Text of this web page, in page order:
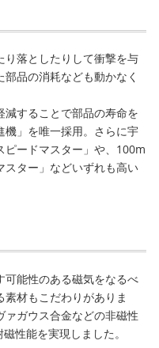
り落としたりして衝撃を与
品の消耗なども動かなく
することで部品の寿命を
機」を唯一採用。さらに宇
ピードマスター」や、100m
スター」などいずれも高い
可能性のある磁気をなるべ
材もこだわりがありま
ガウス合金などの非磁性
性能を実現しました。